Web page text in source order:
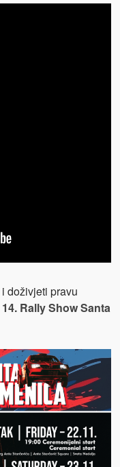
i doživjeti pravu
14. Rally Show Santa